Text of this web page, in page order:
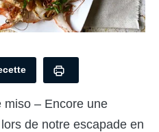
miso – Encore une
de notre escapade en